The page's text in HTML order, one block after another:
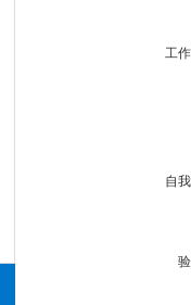
工
自